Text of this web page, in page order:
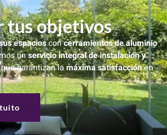
tus objetivos
espaciosconcerramientos de aluminio
unservicio integral de instalación y
garantizan lamáxima satisfacciónen